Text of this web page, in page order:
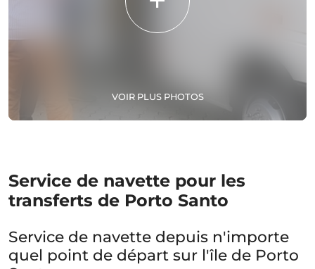
VOIR PLUS PHOTOS
Service de navette pour les
transferts de Porto Santo
Service de navette depuis n'importe
quel point de départ sur l'île de Porto